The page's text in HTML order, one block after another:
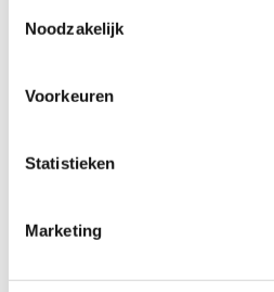
Noodzakelijk
Voorkeuren
Statistieken
Marketing
antiracisme, islamofobie
hoedanigheid is zij
islamofobie en
Wichman.
Wanneer:
maandag 15